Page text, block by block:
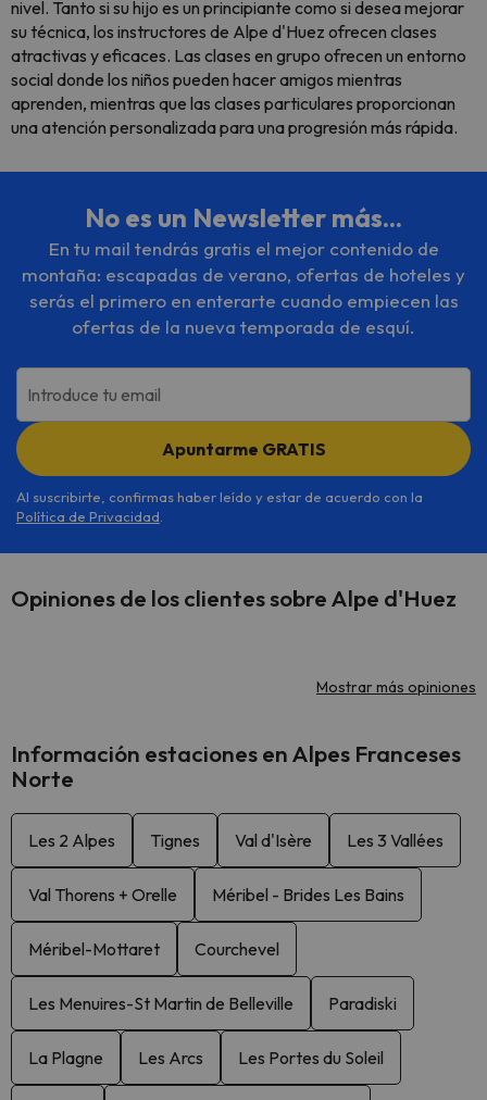
nivel. Tanto si su hijo es un principiante como si desea mejorar
su técnica, los instructores de Alpe d'Huez ofrecen clases
atractivas y eficaces. Las clases en grupo ofrecen un entorno
social donde los niños pueden hacer amigos mientras
aprenden, mientras que las clases particulares proporcionan
una atención personalizada para una progresión más rápida.
No es un Newsletter más...
En tu mail tendrás gratis el mejor contenido de
montaña: escapadas de verano, ofertas de hoteles y
serás el primero en enterarte cuando empiecen las
ofertas de la nueva temporada de esquí.
Introduce tu email
Apuntarme GRATIS
Al suscribirte, confirmas haber leído y estar de acuerdo con la
Política de Privacidad.
Opiniones de los clientes sobre Alpe d'Huez
Mostrar más opiniones
Información estaciones en Alpes Franceses
Norte
Les 2 Alpes Tignes Val d'Isère Les 3 Vallées
Val Thorens + Orelle Méribel - Brides Les Bains
Méribel-Mottaret Courchevel
Les Menuires-St Martin de Belleville Paradiski
La Plagne Les Arcs Les Portes du Soleil